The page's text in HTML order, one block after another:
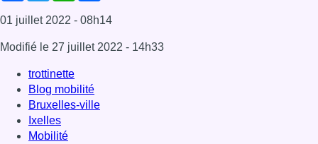
01 juillet 2022 - 08h14
Modifié le 27 juillet 2022 - 14h33
trottinette
Blog mobilité
Bruxelles-ville
Ixelles
Mobilité